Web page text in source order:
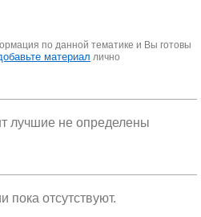
по данной тематике и Вы готовы
материал лично
лучшие не определены
пока отсутствуют.